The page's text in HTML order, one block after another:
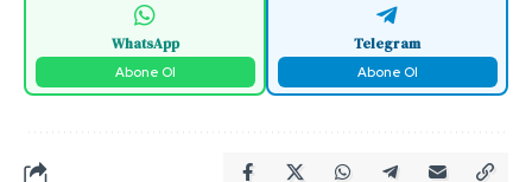
WhatsApp
Abone Ol
Telegram
Abone Ol